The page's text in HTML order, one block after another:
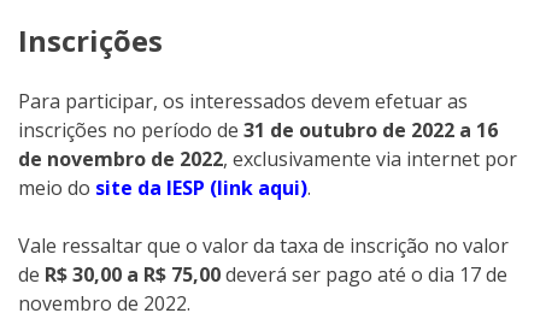
Inscrições
Para participar, os interessados devem efetuar as
inscrições no período de 31 de outubro de 2022 a 16
de novembro de 2022, exclusivamente via internet por
meio do site da IESP (link aqui).
Vale ressaltar que o valor da taxa de inscrição no valor
de R$ 30,00 a R$ 75,00deverá ser pago até o dia 17 de
novembro de 2022.